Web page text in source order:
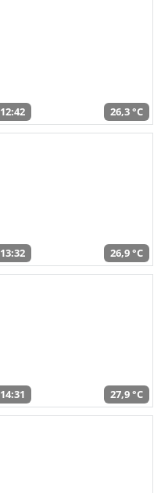
12:42 26,3 °C
13:32 26,9 °C
14:31 27,9 °C